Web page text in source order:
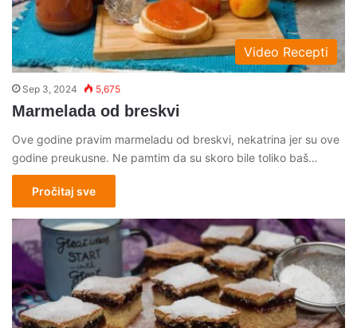
Video Recepti
Sep 3, 2024 5,675
Marmelada od breskvi
Ove godine pravim marmeladu od breskvi, nekatrina jer su ove
godine preukusne. Ne pamtim da su skoro bile toliko baš…
Pročitaj sve